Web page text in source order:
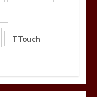
TTouch